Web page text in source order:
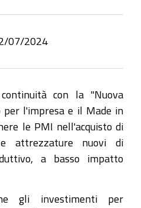
07/2024
con la "Nuova
per l'impresa e il Made in
le PMI nell'acquisto di
e attrezzature nuovi di
a basso impatto
gli investimenti per